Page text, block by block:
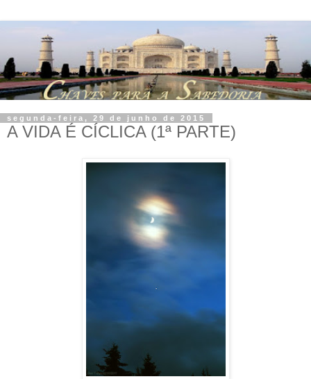
segunda-feira, 29 de junho de 2015
A VIDA É CÍCLICA (1ª PARTE)